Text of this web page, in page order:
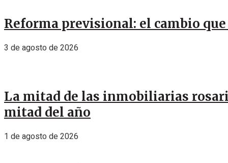
Reforma previsional: el cambio
3 de agosto de 2026
La mitad de las inmobiliarias
mitad del año
1 de agosto de 2026